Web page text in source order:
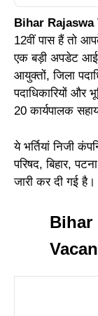
Bihar Rajaswa
12वीं पास हैं तो
एक बड़ी अपडेट आई
आयुक्तों, जिला
पदाधिकारियों और
20 कार्यपालक
ये भर्तियां निजी
परिषद, बिहार,
जारी कर दी गई है।
Bihar